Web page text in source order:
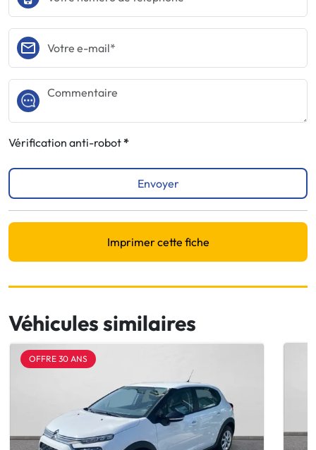
Vérification anti-robot
Envoyer
Imprimer cette fiche
Véhicules similaires
OFFRE 30 ANS